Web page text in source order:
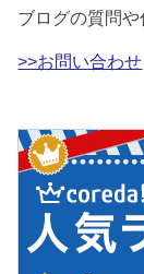
ブログの質問
>>お問い合わせ